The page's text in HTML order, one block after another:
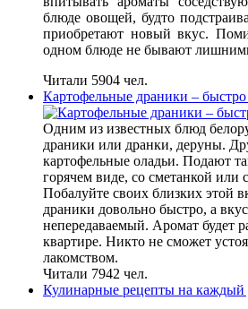
блюде овощей, будто
приобретают новый вкус.
одном блюде не бывают
Читали 5904 чел.
Картофельные драники –
Одним из известных блюд
драники или дранки, деруны.
картофельные оладьи. Подают
горячем виде, со сметанкой
Побалуйте своих близких этой
драники довольно быстро, а
непередаваемый. Аромат будет
квартире. Никто не сможет
лакомством.
Читали 7942 чел.
Кулинарные рецепты на каждый